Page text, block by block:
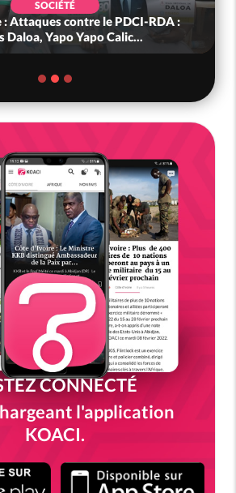
SOCIÉTÉ
Attaques contre le PDCI-RDA :
Daloa, Yapo Yapo Calic...
CONNECTÉ
l'application
KOACI.